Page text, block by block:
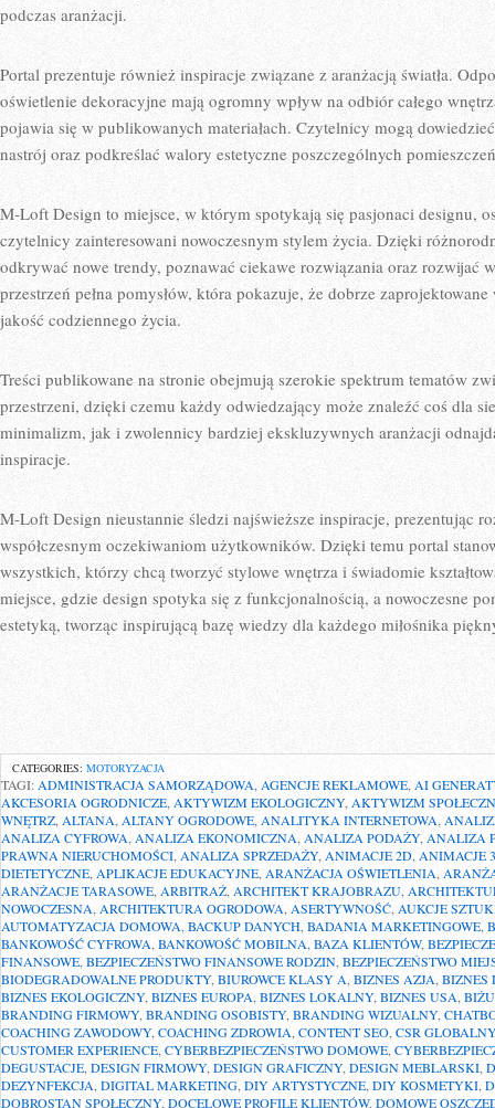
podczas aranżacji.
Portal prezentuje również inspiracje związane z aranżacją światła.
oświetlenie dekoracyjne mają ogromny wpływ na odbiór całego
pojawia się w publikowanych materiałach. Czytelnicy mogą
nastrój oraz podkreślać walory estetyczne poszczególnych
M-Loft Design to miejsce, w którym spotykają się pasjonaci designu,
czytelnicy zainteresowani nowoczesnym stylem życia. Dzięki
odkrywać nowe trendy, poznawać ciekawe rozwiązania oraz rozwijać
przestrzeń pełna pomysłów, która pokazuje, że dobrze
jakość codziennego życia.
Treści publikowane na stronie obejmują szerokie spektrum tematów
przestrzeni, dzięki czemu każdy odwiedzający może znaleźć coś dla
minimalizm, jak i zwolennicy bardziej ekskluzywnych aranżacji
inspiracje.
M-Loft Design nieustannie śledzi najświeższe inspiracje, prezentując
współczesnym oczekiwaniom użytkowników. Dzięki temu portal
wszystkich, którzy chcą tworzyć stylowe wnętrza i świadomie
miejsce, gdzie design spotyka się z funkcjonalnością, a nowoczesne
estetyką, tworząc inspirującą bazę wiedzy dla każdego miłośnika
CATEGORIES: MOTORYZACJA
TAGI: ADMINISTRACJA SAMORZĄDOWA AGENCJE REKLAMOWE AI
AKCESORIA OGRODNICZE, AKTYWIZM EKOLOGICZNY, AKTYWIZM
WNĘTRZ, ALTANA ALTANY OGRODOWE ANALITYKA INTERNETOWA
ANALIZA CYFROWA ANALIZA EKONOMICZNA ANALIZA PODAŻY, ANALIZA
PRAWNA NIERUCHOMOŚCI ANALIZA SPRZEDAŻY, ANIMACJE 2D, ANIMACJE
DIETETYCZNE APLIKACJE EDUKACYJNE ARANŻACJA OŚWIETLENIA
ARANŻACJE TARASOWE ARBITRAŻ ARCHITEKT KRAJOBRAZU,
NOWOCZESNA ARCHITEKTURA OGRODOWA ASERTYWNOŚĆ, AUKCJE
AUTOMATYZACJA DOMOWA BACKUP DANYCH BADANIA MARKETINGOWE
BANKOWOŚĆ CYFROWA BANKOWOŚĆ MOBILNA, BAZA KLIENTÓW,
FINANSOWE BEZPIECZEŃSTWO FINANSOWE RODZIN, BEZPIECZEŃSTWO
BIODEGRADOWALNE PRODUKTY, BIUROWCE KLASY A BIZNES AZJA BIZNES
BIZNES EKOLOGICZNY, BIZNES EUROPA, BIZNES LOKALNY, BIZNES USA,
BRANDING FIRMOWY, BRANDING OSOBISTY, BRANDING WIZUALNY,
COACHING ZAWODOWY, COACHING ZDROWIA, CONTENT SEO CSR GLOBALNY
CUSTOMER EXPERIENCE CYBERBEZPIECZEŃSTWO DOMOWE
DEGUSTACJE DESIGN FIRMOWY, DESIGN GRAFICZNY, DESIGN MEBLARSKI
DEZYNFEKCJA DIGITAL MARKETING DIY ARTYSTYCZNE DIY KOSMETYKI
DOBROSTAN SPOŁECZNY, DOCELOWE PROFILE KLIENTÓW, DOMOWE